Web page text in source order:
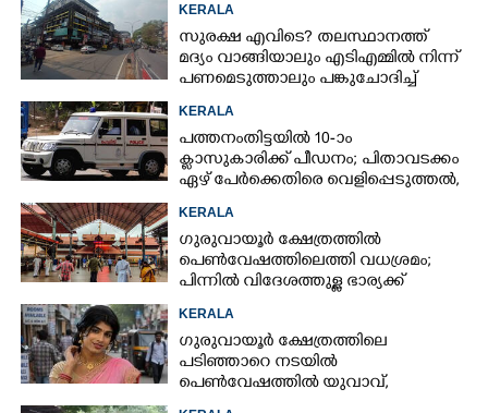
KERALA
സുരക്ഷ എവിടെ?​ തലസ്ഥാനത്ത്
മദ്യം വാങ്ങിയാലും എടിഎമ്മിൽ നിന്ന്
പണമെടുത്താലും പങ്കുചോദിച്ച്
KERALA
പത്തനംതിട്ടയിൽ 10-ാം
ക്ലാസുകാരിക്ക് പീഡനം; പിതാവടക്കം
ഏഴ് പേർക്കെതിരെ വെളിപ്പെടുത്തൽ,
KERALA
ഗുരുവായൂർ ക്ഷേത്രത്തിൽ
പെൺവേഷത്തിലെത്തി വധശ്രമം;
പിന്നിൽ വിദേശത്തുള്ള ഭാര്യക്ക്
KERALA
ഗുരുവായൂർ ക്ഷേത്രത്തിലെ
പടിഞ്ഞാറെ നടയിൽ
പെൺവേഷത്തിൽ യുവാവ്,​